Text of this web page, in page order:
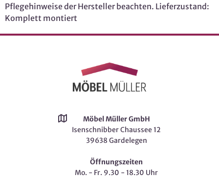
Pflegehinweise der Hersteller beachten. Lieferzustand:
Komplett montiert
Möbel Müller GmbH
Isenschnibber Chaussee 12
39638 Gardelegen
Öffnungszeiten
Mo. - Fr. 9.30 - 18.30 Uhr